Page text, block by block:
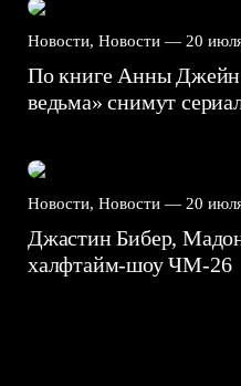
Новости, Новости — 20
По книге Анны Джейн
ведьма» снимут
Новости, Новости — 20
Джастин Бибер,
халфтайм-шоу ЧМ-26